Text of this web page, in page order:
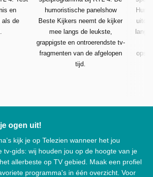
en
als de
humoristische panelshow
Beste Kijkers neemt de kijker
mee langs de leukste,
grappigste en ontroerendste tv-
fragmenten van de afgelopen
tijd.
lang
ogen uit!
kijk je op Telezien wanneer het jou
tv-gids: wij houden jou op de hoogte van je
allerbeste op TV gebied. Maak een profiel
programma's in één overzicht. Voor